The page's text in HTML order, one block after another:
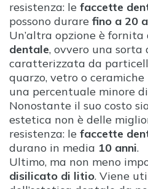
resistenza: le faccette
possono durare fino a 20
Un’altra opzione è fornita
dentale, ovvero una sorta
caratterizzata da
quarzo, vetro o
una percentuale minore
Nonostante il suo costo
estetica non è delle
resistenza: le faccette
durano in media 10 anni.
Ultimo, ma non meno
disilicato di litio. Viene